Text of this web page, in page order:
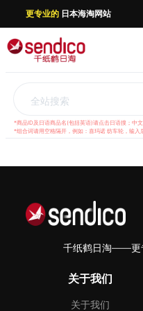
更专业的日本海淘网站
全站搜索
*商品ID及日语商品名(包括英语)请点击日语搜；中文
*组合词请用空格隔开，例如：喜玛诺 纺车轮，输入
千纸鹤日淘——更
关于我们
关于我们